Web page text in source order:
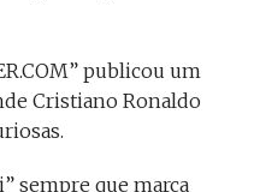
publicou um
Cristiano Ronaldo
sempre que marca